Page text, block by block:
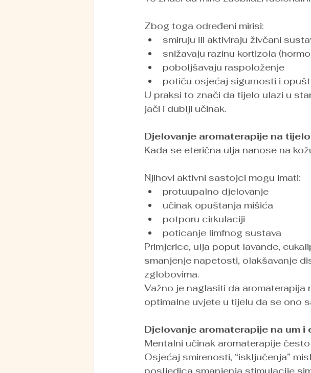
Zbog toga određeni mirisi:
smiruju ili aktiviraju živčani
snižavaju razinu kortizola
poboljšavaju raspoloženje
potiču osjećaj sigurnosti i
U praksi to znači da tijelo ulazi u
jači i dublji učinak.
Djelovanje aromaterapije na tijelo
Kada se eterična ulja nanose na
Njihovi aktivni sastojci mogu imati:
protuupalno djelovanje
učinak opuštanja mišića
potporu cirkulaciji
poticanje limfnog sustava
Primjerice, ulja poput lavande,
smanjenje napetosti, olakšavanje
zglobovima.
Važno je naglasiti da aromaterapija
optimalne uvjete u tijelu da se ono
Djelovanje aromaterapije na um i
Mentalni učinak aromaterapije
Osjećaj smirenosti, “isključenja”
posljedica smanjenja stimulacije